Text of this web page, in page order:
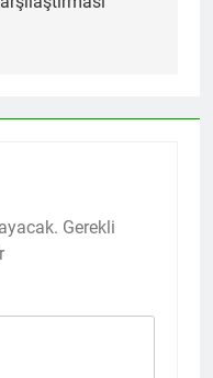
Gerekli